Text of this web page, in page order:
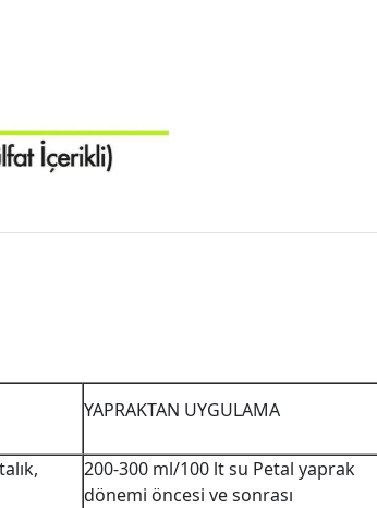
YAPRAKTAN UYGULAMA
200-300 ml/100 lt su Petal yaprak
dönemi öncesi ve sonrası